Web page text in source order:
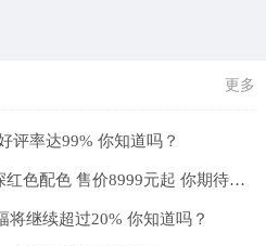
更多
评率达99% 你知道吗？
苹果iPhone15系列将新增深红色配色 售价8999元起 你期待吗？
将继续超过20% 你知道吗？